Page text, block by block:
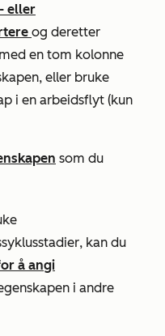
eller
og deretter
med en tom kolonne
eller bruke
i en arbeidsflyt (kun
som du
, kan du
å angi
i andre